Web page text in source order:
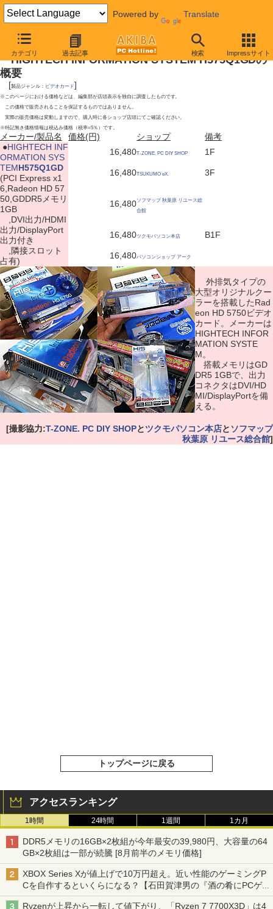
Powered by Translate
カテゴリ 過去記事 検索 Impressサイト
2009年12月12日号
HIGHTECH INFORMATION SYSTEM H575Q1GDの
概要
[製品ジャンル： ビデオカード]
※このページにおける価格などは、編集部が店頭表示を独自に調査したものです。
この価格で販売されることを保証するものではありません。
実際の販売価格は変動しますので、購入時に各ショップ店頭にてご確認ください。
※特記無き価格情報は税込み価格（税率=5％）です。
メーカー/製品名 価格(円) ショップ
備考
●HIGHTECH INF
ORMATION SYS
TEMH575Q1GD
(PCI Express x1
6,Radeon HD 57
50,GDDR5メモリ
1GB
,DVI出力/HDMI
出力/DisplayPort
出力付き
,隣接スロット
占有)
16,480T-ZONE. PC DIY SHOP 1F
16,480TSUKUMO eX. 3F
16,480ソフマップ 秋葉原 リユース総
合館
16,480ツクモパソコン本店 B1F
16,480パソコンショップ アーク
外排気タイプの
大型オリジナルクー
ラーを搭載したRad
eon HD 5750ビデオ
カード。メーカーは
HIGHTECH INFOR
MATION SYSTE
M。
搭載メモリはGD
DR5 1GBで、出力
コネクタはDVI/HD
MI/DisplayPortを備
える。
[撮影協力:T-ZONE. PC DIY SHOPとツクモパソコン本店と ソフマップ
秋葉原 リユース総合館]
トップページに戻る
アクセスランキング
1時間 24時間 1週間 1カ月
DDR5メモリの16GB×2枚組が今年最安の39,980円、大容量の64
GB×2枚組は一部が続騰 [8月前半のメモリ価格]
XBOX Series Xが値上げで10万円超え。近い性能のゲーミングP
Cを自作するといくらになる？【石田賀津男の『酒の肴にPCゲ
ーム』】
Ryzenが上昇から一転して値下がり、「Ryzen 7 7700X3D」は4